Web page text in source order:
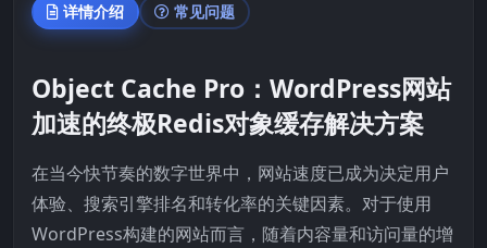
详情介绍 常见问题
Object Cache Pro：WordPress网站
加速的终极Redis对象缓存解决方案
在当今快节奏的数字世界中，网站速度已成为决定用户
体验、搜索引擎排名和转化率的关键因素。对于使用
WordPress构建的网站而言，随着内容量和访问量的增